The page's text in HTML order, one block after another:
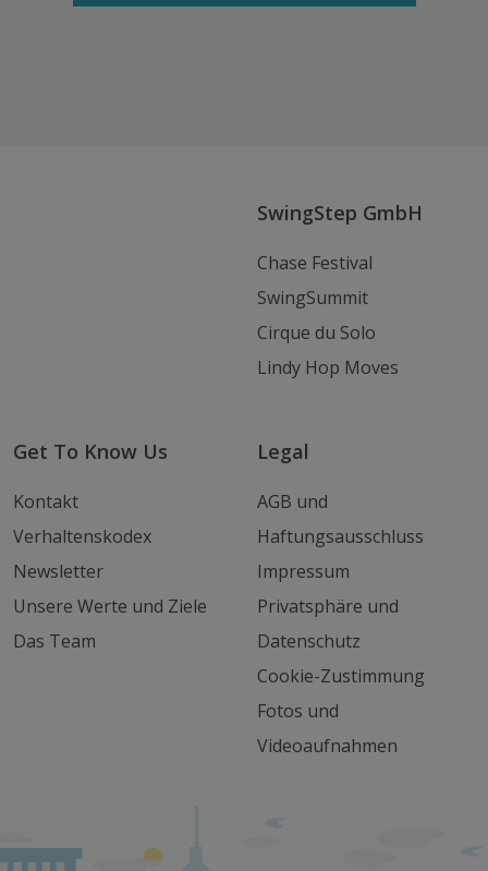
SwingStep GmbH
Chase Festival
SwingSummit
Cirque du Solo
Lindy Hop Moves
Get To Know Us
Kontakt
Verhaltenskodex
Newsletter
Unsere Werte und Ziele
Das Team
Legal
AGB und
Haftungsausschluss
Impressum
Privatsphäre und
Datenschutz
Cookie-Zustimmung
Fotos und
Videoaufnahmen